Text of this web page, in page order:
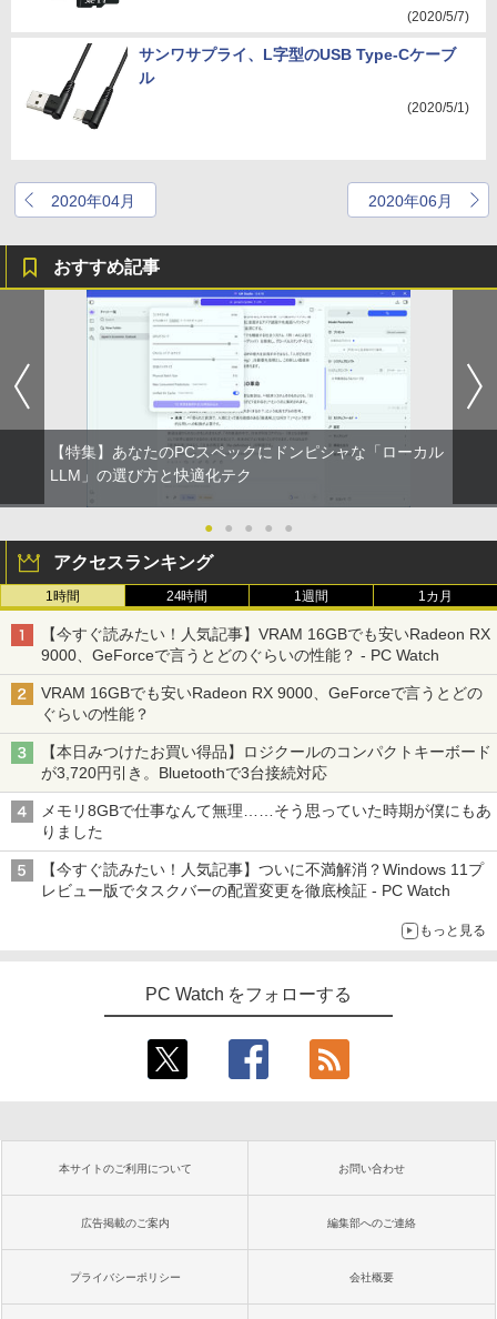
(2020/5/7)
サンワサプライ、L字型のUSB Type-Cケーブ
ル
(2020/5/1)
2020年04月 2020年06月
おすすめ記事
【特集】あなたのPCスペックにドンピシャな「ローカル
LLM」の選び方と快適化テク
● ● ● ● ●
アクセスランキング
1時間 24時間 1週間 1カ月
【今すぐ読みたい！人気記事】VRAM 16GBでも安いRadeon RX
9000、GeForceで言うとどのぐらいの性能？ - PC Watch
VRAM 16GBでも安いRadeon RX 9000、GeForceで言うとどの
ぐらいの性能？
【本日みつけたお買い得品】ロジクールのコンパクトキーボード
が3,720円引き。Bluetoothで3台接続対応
メモリ8GBで仕事なんて無理……そう思っていた時期が僕にもあ
りました
【今すぐ読みたい！人気記事】ついに不満解消？Windows 11プ
レビュー版でタスクバーの配置変更を徹底検証 - PC Watch
もっと見る
PC Watch をフォローする
本サイトのご利用について お問い合わせ
広告掲載のご案内 編集部へのご連絡
プライバシーポリシー 会社概要